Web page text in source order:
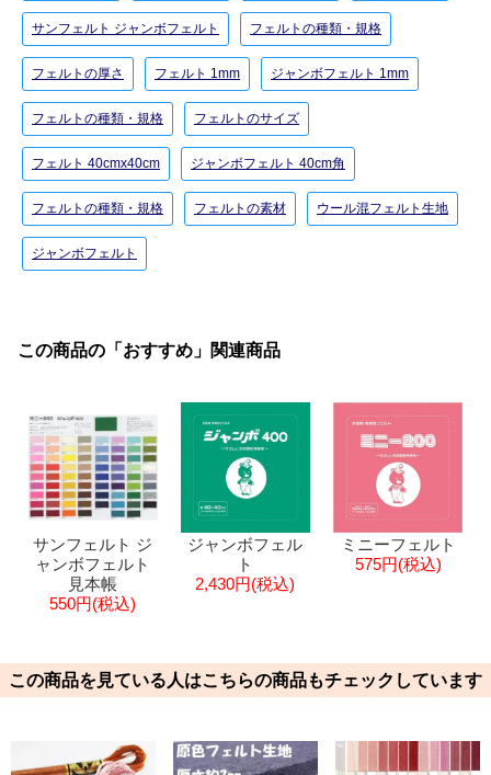
サンフェルト ジャンボフェルト フェルトの種類・規格
フェルトの厚さ フェルト 1mm ジャンボフェルト 1mm
フェルトの種類・規格 フェルトのサイズ
フェルト 40cmx40cm ジャンボフェルト 40cm角
フェルトの種類・規格 フェルトの素材 ウール混フェルト生地
ジャンボフェルト
この商品の「おすすめ」関連商品
サンフェルト ジ
ャンボフェルト
見本帳
550円(税込)
ジャンボフェル
ト
2,430円(税込)
ミニーフェルト
575円(税込)
この商品を見ている人はこちらの商品もチェックしています